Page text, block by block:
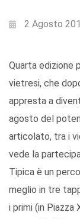
2 Agosto
Quarta edizione
vietresi, che
appresta a
agosto del
articolato, tra i
vede la
Tipica è un
meglio in tre
i primi (in Piazza